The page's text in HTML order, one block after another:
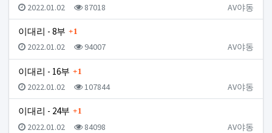
등록자
AV야동
등록일
2022.01.02 조회
87018
이대리 - 8부 댓글
1
등록자
AV야동
등록일
2022.01.02 조회
94007
이대리 - 16부 댓글
1
등록자
AV야동
등록일
2022.01.02 조회
107844
이대리 - 24부 댓글
1
등록자
AV야동
등록일
2022.01.02 조회
84098